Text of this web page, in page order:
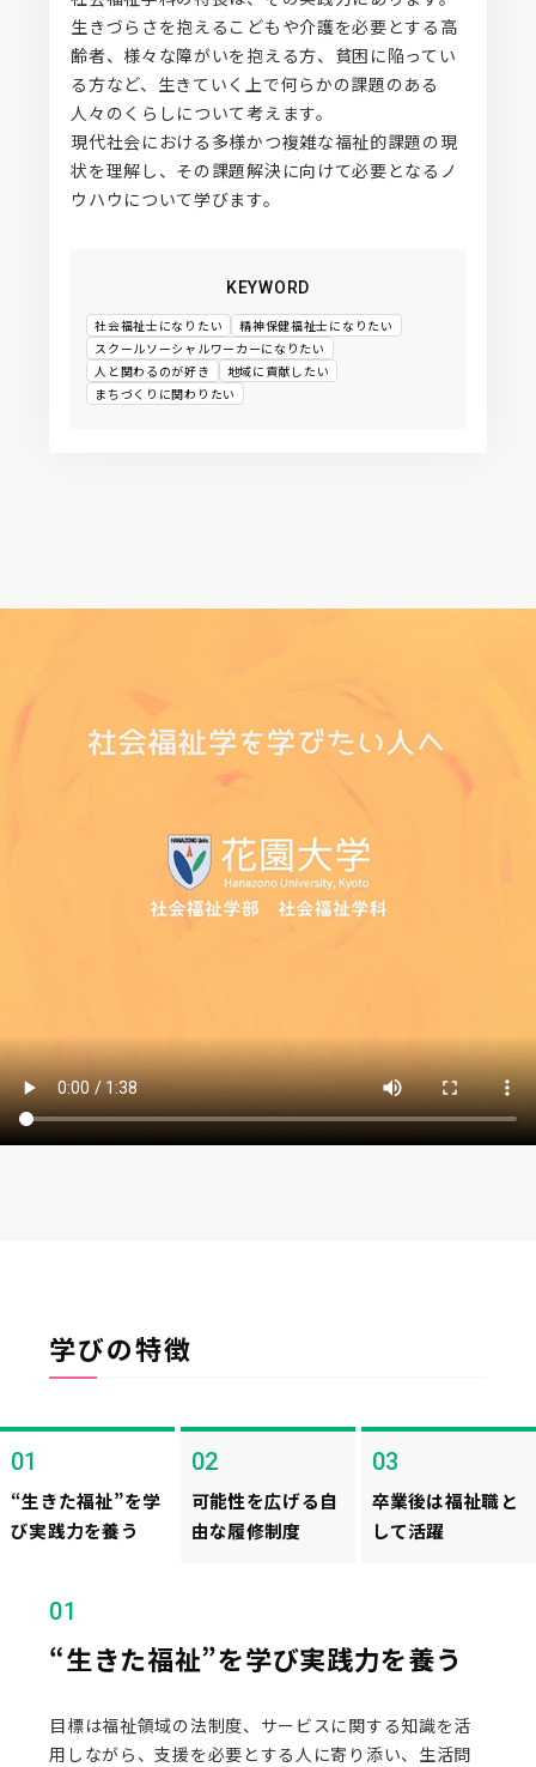
生きづらさを抱えるこどもや介護を必要とする高
齢者、様々な障がいを抱える方、貧困に陥ってい
る方など、生きていく上で何らかの課題のある
人々のくらしについて考えます。
現代社会における多様かつ複雑な福祉的課題の現
状を理解し、その課題解決に向けて必要となるノ
ウハウについて学びます。
KEYWORD
社会福祉士になりたい
精神保健福祉士になりたい
スクールソーシャルワーカーになりたい
人と関わるのが好き
地域に貢献したい
まちづくりに関わりたい
学びの特徴
01
“生きた福祉”を学
び実践力を養う
02
可能性を広げる自
由な履修制度
03
卒業後は福祉職と
して活躍
01
“生きた福祉”を学び実践力を養う
目標は福祉領域の法制度、サービスに関する知識を活
用しながら、支援を必要とする人に寄り添い、生活問